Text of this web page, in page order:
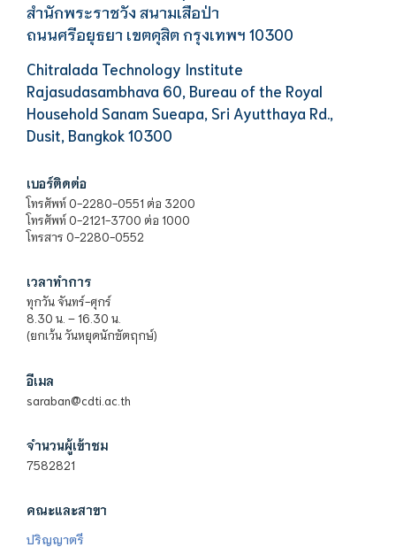
สำนักพระราชวัง สนามเสือป่า
ถนนศรีอยุธยา เขตดุสิต กรุงเทพฯ 10300
Chitralada Technology Institute
Rajasudasambhava 60, Bureau of the Royal
Household Sanam Sueapa, Sri Ayutthaya Rd.,
Dusit, Bangkok 10300
เบอร์ติดต่อ
โทรศัพท์ 0-2280-0551 ต่อ 3200
โทรศัพท์ 0-2121-3700 ต่อ 1000
โทรสาร 0-2280-0552
เวลาทำการ
ทุกวัน จันทร์-ศุกร์
8.30 น. – 16.30 น.
(ยกเว้น วันหยุดนักขัตฤกษ์)
อีเมล
saraban@cdti.ac.th
จำนวนผู้เข้าชม
7582821
คณะและสาขา
ปริญญาตรี